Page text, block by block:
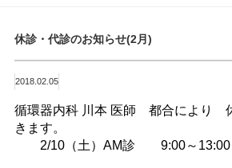
交通アクセス
ブログ
Instagram
休診・代診のお知らせ(2月)
2018.02.05
循環器内科 川本 医師 都合により
きます。
2/10（土）AM診 9:00～